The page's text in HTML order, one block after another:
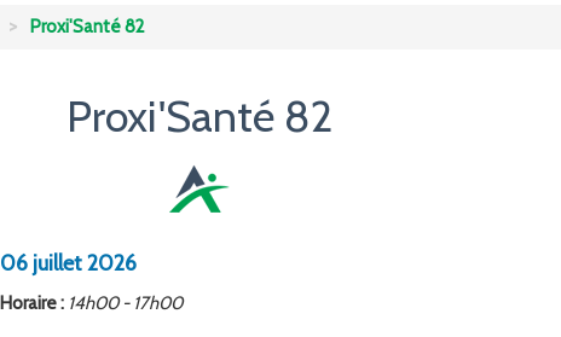
Proxi'Santé 82
Proxi'Santé 82
06 juillet2026
Horaire : 14h00 - 17h00